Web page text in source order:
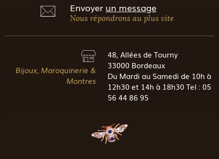
Envoyer un message
Nous répondrons au plus vite
Bijoux, Maroquinerie &
Montres
48, Allées de Tourny
33000 Bordeaux
Du Mardi au Samedi de 10h à
12h30 et 14h à 18h30 Tel : 05
56 44 86 95